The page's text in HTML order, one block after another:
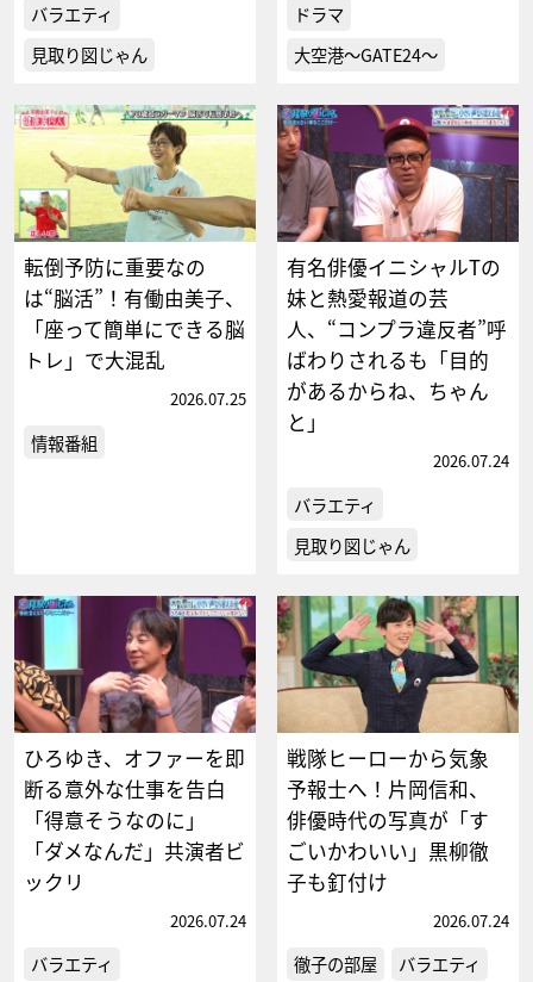
バラエティ
見取り図じゃん
ドラマ
大空港～GATE24～
転倒予防に重要なの
は“脳活”！有働由美子、
「座って簡単にできる脳
トレ」で大混乱
2026.07.25
情報番組
有名俳優イニシャルTの
妹と熱愛報道の芸
人、“コンプラ違反者”呼
ばわりされるも「目的
があるからね、ちゃん
と」
2026.07.24
バラエティ
見取り図じゃん
ひろゆき、オファーを即
断る意外な仕事を告白
「得意そうなのに」
「ダメなんだ」共演者ビ
ックリ
2026.07.24
バラエティ
戦隊ヒーローから気象
予報士へ！片岡信和、
俳優時代の写真が「す
ごいかわいい」黒柳徹
子も釘付け
2026.07.24
徹子の部屋 バラエティ